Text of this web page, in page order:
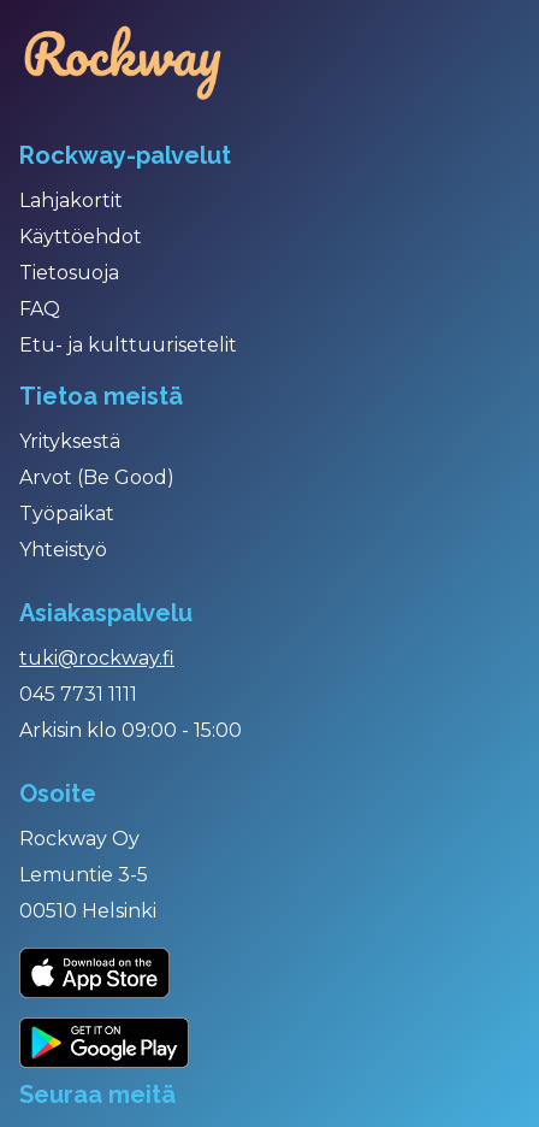
Rockway-palvelut
Lahjakortit
Käyttöehdot
Tietosuoja
FAQ
Etu- ja kulttuurisetelit
Tietoa meistä
Yrityksestä
Arvot (Be Good)
Työpaikat
Yhteistyö
Asiakaspalvelu
tuki@rockway.fi
045 7731 1111
Arkisin klo 09:00 - 15:00
Osoite
Rockway Oy
Lemuntie 3-5
00510 Helsinki
Seuraa meitä